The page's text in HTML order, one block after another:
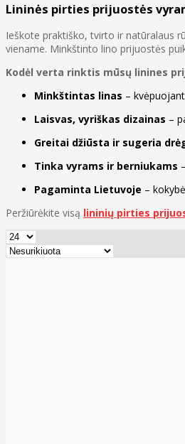
Lininės pirties prijuostės
Ieškote praktiško, tvirto ir natūralaus
viename. Minkštinto lino prijuostės
Kodėl verta rinktis mūsų linines
Minkštintas linas –
Laisvas, vyriškas dizainas –
Greitai džiūsta ir sugeria
Tinka vyrams ir berniukams
Pagaminta Lietuvoje –
Peržiūrėkite visą lininių pirties